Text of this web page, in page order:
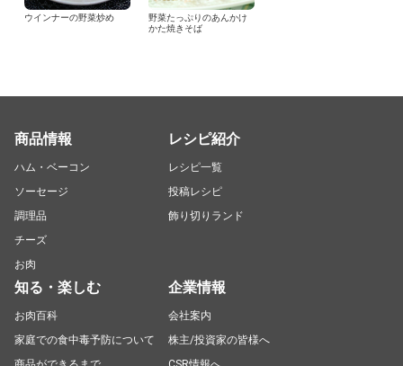
ウインナーの野菜炒め
野菜たっぷりのあんかけ
かた焼きそば
商品情報
ハム・ベーコン
ソーセージ
調理品
チーズ
お肉
レシピ紹介
レシピ一覧
投稿レシピ
飾り切りランド
知る・楽しむ
お肉百科
家庭での食中毒予防について
企業情報
会社案内
株主/投資家の皆様へ